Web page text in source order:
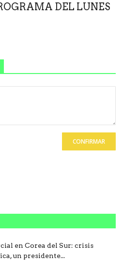
DEL LUNES
CONFIRMAR
en Corea del Sur: crisis
un presidente...